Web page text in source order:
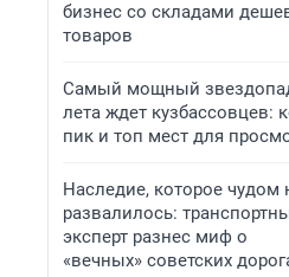
бизнес со складами
товаров
Самый мощный
лета ждет кузбассовцев:
пик и топ мест для
Наследие, которое чудом
развалилось:
эксперт разнес миф о
«вечных» советских